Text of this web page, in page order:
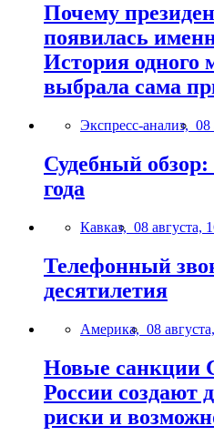
Почему
появилась
История одного
выбрала сама
Экспресс-анализ, 08
Судебный обзор:
года
Кавказ, 08 августа,
Телефонный
десятилетия
Америка, 08
Новые санкции
России создают
риски и